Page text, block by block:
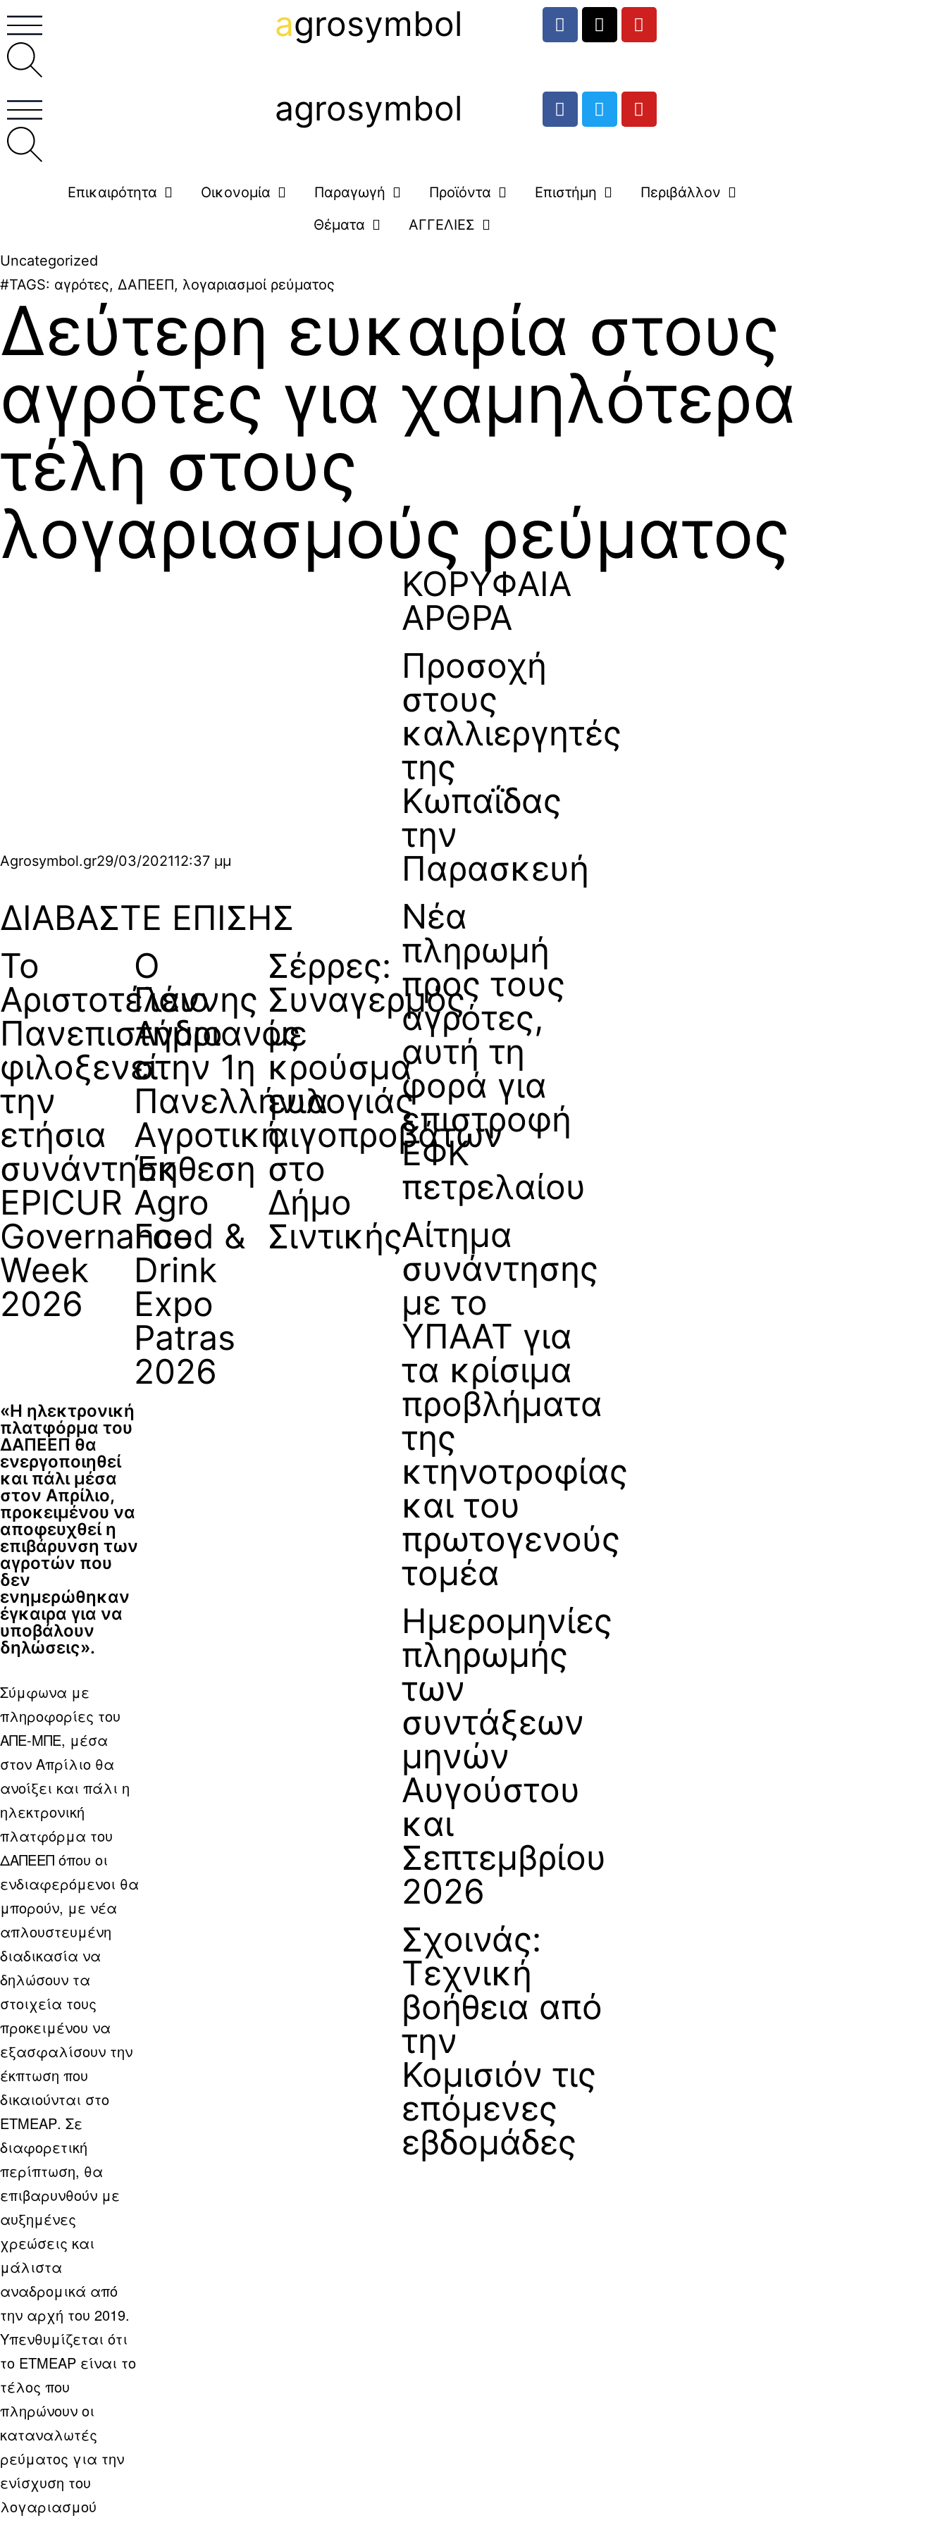
agrosymbol
agrosymbol
Επικαιρότητα Οικονομία Παραγωγή Προϊόντα Επιστήμη
Περιβάλλον
Θέματα
ΑΓΓΕΛΙΕΣ
Uncategorized
#TAGS: αγρότες, ΔΑΠΕΕΠ, λογαριασμοί ρεύματος
Δεύτερη ευκαιρία στους
αγρότες για χαμηλότερα
τέλη στους
λογαριασμούς ρεύματος
Agrosymbol.gr29/03/202112:37 μμ
ΔΙΑΒΑΣΤΕ ΕΠΙΣΗΣ
Το
Αριστοτέλειο
Πανεπιστήμιο
φιλοξενεί
την
ετήσια
συνάντηση
EPICUR
Governance
Week
2026
Ο
Γιάννης
Ανδριανός
στην 1η
Πανελλήνια
Αγροτική
Έκθεση
Agro
Food &
Drink
Expo
Patras
2026
Σέρρες:
Συναγερμός
με
κρούσμα
ευλογιάς
αιγοπροβάτων
στο
Δήμο
Σιντικής
«Η ηλεκτρονική
πλατφόρμα του
ΔΑΠΕΕΠ θα
ενεργοποιηθεί
και πάλι μέσα
στον Απρίλιο,
προκειμένου να
αποφευχθεί η
επιβάρυνση των
αγροτών που
δεν
ενημερώθηκαν
έγκαιρα για να
υποβάλουν
δηλώσεις».
Σύμφωνα με
πληροφορίες του
ΑΠΕ-ΜΠΕ, μέσα
στον Απρίλιο θα
ανοίξει και πάλι η
ηλεκτρονική
πλατφόρμα του
ΔΑΠΕΕΠ όπου οι
ενδιαφερόμενοι θα
μπορούν, με νέα
απλουστευμένη
διαδικασία να
δηλώσουν τα
στοιχεία τους
προκειμένου να
εξασφαλίσουν την
έκπτωση που
δικαιούνται στο
ΕΤΜΕΑΡ. Σε
διαφορετική
περίπτωση, θα
επιβαρυνθούν με
αυξημένες
χρεώσεις και
μάλιστα
αναδρομικά από
την αρχή του 2019.
Υπενθυμίζεται ότι
το ΕΤΜΕΑΡ είναι το
τέλος που
πληρώνουν οι
καταναλωτές
ρεύματος για την
ενίσχυση του
λογαριασμού
ΚΟΡΥΦΑΙΑ
ΑΡΘΡΑ
Προσοχή
στους
καλλιεργητές
της
Κωπαΐδας
την
Παρασκευή
Νέα
πληρωμή
προς τους
αγρότες,
αυτή τη
φορά για
επιστροφή
ΕΦΚ
πετρελαίου
Αίτημα
συνάντησης
με το
ΥΠΑΑΤ για
τα κρίσιμα
προβλήματα
της
κτηνοτροφίας
και του
πρωτογενούς
τομέα
Ημερομηνίες
πληρωμής
των
συντάξεων
μηνών
Αυγούστου
και
Σεπτεμβρίου
2026
Σχοινάς:
Τεχνική
βοήθεια από
την
Κομισιόν τις
επόμενες
εβδομάδες